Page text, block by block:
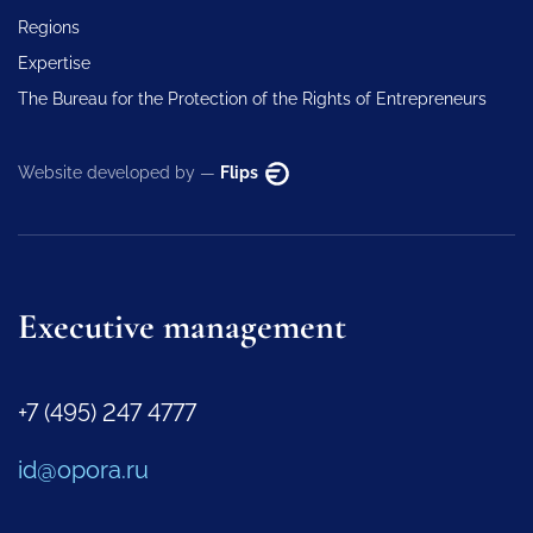
Regions
Expertise
The Bureau for the Protection of the Rights of Entrepreneurs
Website developed by — Flips
Executive management
+7 (495) 247 4777
id@opora.ru